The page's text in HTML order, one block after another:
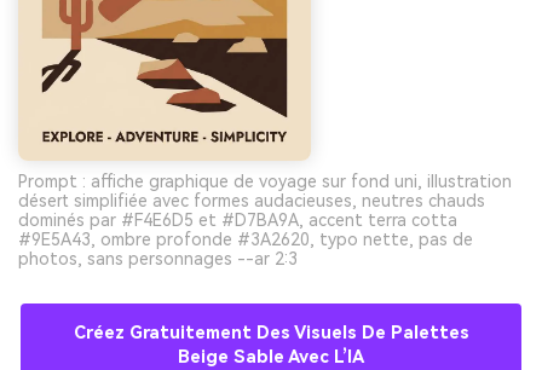
Prompt : affiche graphique de voyage sur fond uni, illustration
désert simplifiée avec formes audacieuses, neutres chauds
dominés par #F4E6D5 et #D7BA9A, accent terra cotta
#9E5A43, ombre profonde #3A2620, typo nette, pas de
photos, sans personnages --ar 2:3
Créez Gratuitement Des Visuels De Palettes
Beige Sable Avec L’IA